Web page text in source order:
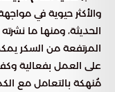
والأكثر حيوية في
الحديثة، ومنها ما
المرتفعة من السكر
على العمل بفعالية
مُنهكة بالتعامل مع